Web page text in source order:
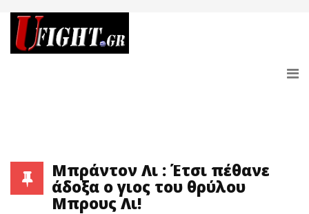
Μπράντον Λι : Έτσι πέθανε
άδοξα ο γιος του θρύλου
Μπρους Λι!